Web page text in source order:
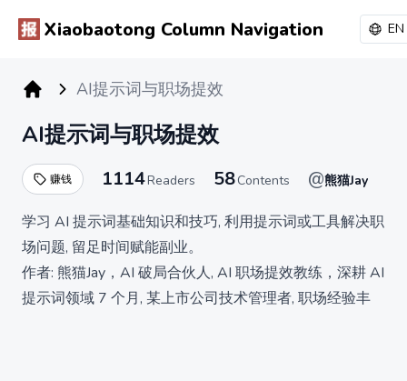
Xiaobaotong Column Navigation EN
AI提示词与职场提效
AI提示词与职场提效
赚钱 1114Readers 58Contents @熊猫Jay
学习 AI 提示词基础知识和技巧, 利用提示词或工具解决职
场问题, 留足时间赋能副业。
作者: 熊猫Jay，AI 破局合伙人, AI 职场提效教练，深耕 AI
提示词领域 7 个月, 某上市公司技术管理者, 职场经验丰